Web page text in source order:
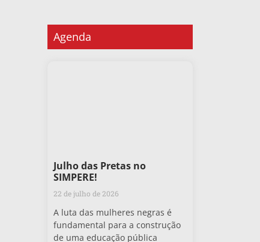
Agenda
Julho das Pretas no
SIMPERE!
22 de julho de 2026
A luta das mulheres negras é
fundamental para a construção
de uma educação pública